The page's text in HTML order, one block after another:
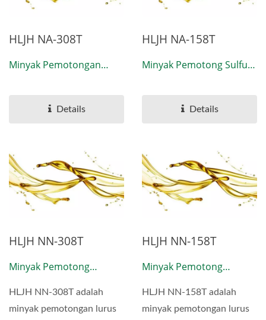
HLJH NA-308T
Minyak Pemotongan
Details
HLJH NA-158T
Minyak Pemotong Sulfur
Details
HLJH NN-308T
Minyak Pemotong
Lurus
HLJH NN-308T adalah
minyak pemotongan lurus
HLJH NN-158T
Minyak Pemotong
Lurus
HLJH NN-158T adalah
minyak pemotongan lurus